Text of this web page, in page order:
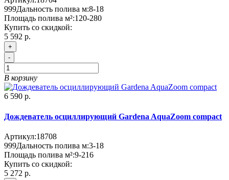
999Дальность полива м:8-18
Площадь полива м²:120-280
Купить со скидкой:
5 592 р.
+
-
В корзину
6 590 р.
Дождеватель осциллирующий Gardena AquaZoom compact
Артикул:18708
999Дальность полива м:3-18
Площадь полива м²:9-216
Купить со скидкой:
5 272 р.